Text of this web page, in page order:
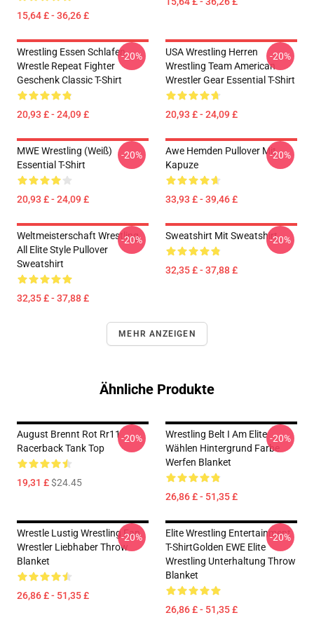
15,64 £ - 36,26 £
Wrestling Essen Schlafen
Wrestle Repeat Fighter
Geschenk Classic T-Shirt
20,93 £ - 24,09 £
-20%
USA Wrestling Herren
Wrestling Team American
Wrestler Gear Essential T-Shirt
20,93 £ - 24,09 £
-20%
MWE Wrestling (weiß)
Essential T-Shirt
20,93 £ - 24,09 £
-20%
Awe Hemden Pullover Mit
Kapuze
33,93 £ - 39,46 £
-20%
Weltmeisterschaft Wrestling
All Elite Style Pullover
Sweatshirt
32,35 £ - 37,88 £
-20% Sweatshirt Mit Sweatshirt
32,35 £ - 37,88 £
-20%
MEHR ANZEIGEN
Ähnliche Produkte
August Brennt Rot Rr11
Racerback Tank Top
19,31 £$24.45
-20%
Wrestling Belt I Am Elite
Wählen Hintergrund Farbe
Werfen Blanket
26,86 £ - 51,35 £
-20%
Wrestle Lustig Wrestling Fan
Wrestler Liebhaber Throw
Blanket
26,86 £ - 51,35 £
-20%
Elite Wrestling Entertainment
T-ShirtGolden EWE Elite
Wrestling Unterhaltung Throw
Blanket
26,86 £ - 51,35 £
-20%